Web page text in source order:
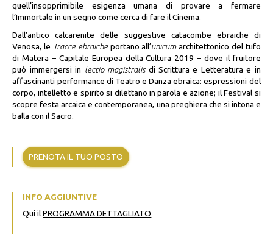
quell’insopprimibile esigenza umana di provare a fermare
l’Immortale in un segno come cerca di fare il Cinema.
Dall’antico calcarenite delle suggestive catacombe ebraiche di
Venosa, le Tracce ebraicheportano all’unicumarchitettonico del tufo
di Matera – Capitale Europea della Cultura 2019 – dove il fruitore
può immergersi in lectio magistralisdi Scrittura e Letteratura e in
affascinanti performance di Teatro e Danza ebraica: espressioni del
corpo, intelletto e spirito si dilettano in parola e azione; il Festival si
scopre festa arcaica e contemporanea, una preghiera che si intona e
balla con il Sacro.
PRENOTA IL TUO POSTO
INFO AGGIUNTIVE
Qui ilPROGRAMMA DETTAGLIATO